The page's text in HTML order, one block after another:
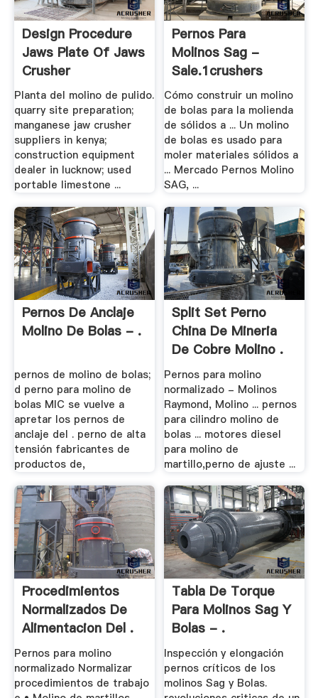
Design Procedure
Jaws Plate Of Jaws
Crusher
Planta del molino de pulido.
quarry site preparation;
manganese jaw crusher
suppliers in kenya;
construction equipment
dealer in lucknow; used
portable limestone ...
Pernos Para
Molinos Sag -
Sale.1crushers
Cómo construir un molino
de bolas para la molienda
de sólidos a ... Un molino
de bolas es usado para
moler materiales sólidos a
... Mercado Pernos Molino
SAG, ...
Pernos De Anclaje
Molino De Bolas - .
pernos de molino de bolas;
d perno para molino de
bolas MIC se vuelve a
apretar los pernos de
anclaje del . perno de alta
tensión fabricantes de
productos de,
Split Set Perno
China De Mineria
De Cobre Molino .
Pernos para molino
normalizado - Molinos
Raymond, Molino ... pernos
para cilindro molino de
bolas ... motores diesel
para molino de
martillo,perno de ajuste ...
Procedimientos
Normalizados De
Alimentacion Del .
Pernos para molino
normalizado Normalizar
procedimientos de trabajo
Tabla De Torque
Para Molinos Sag Y
Bolas - .
Inspección y elongación
pernos críticos de los
molinos Sag y Bolas.